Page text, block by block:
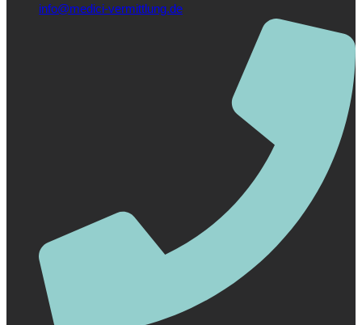
info@medici-vermittlung.de